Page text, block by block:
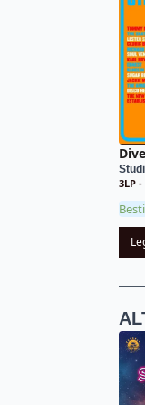
3LP -